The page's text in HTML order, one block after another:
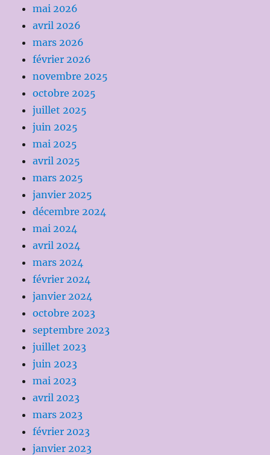
mai 2026
avril 2026
mars 2026
février 2026
novembre 2025
octobre 2025
juillet 2025
juin 2025
mai 2025
avril 2025
mars 2025
janvier 2025
décembre 2024
mai 2024
avril 2024
mars 2024
février 2024
janvier 2024
octobre 2023
septembre 2023
juillet 2023
juin 2023
mai 2023
avril 2023
mars 2023
février 2023
janvier 2023